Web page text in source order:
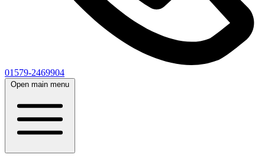
01579-2469904
Open main menu